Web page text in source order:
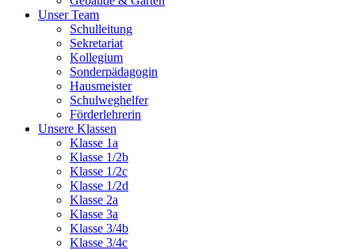
Unser Team
Schulleitung
Sekretariat
Kollegium
Sonderpädagogin
Hausmeister
Schulweghelfer
Förderlehrerin
Unsere Klassen
Klasse 1a
Klasse 1/2b
Klasse 1/2c
Klasse 1/2d
Klasse 2a
Klasse 3a
Klasse 3/4b
Klasse 3/4c